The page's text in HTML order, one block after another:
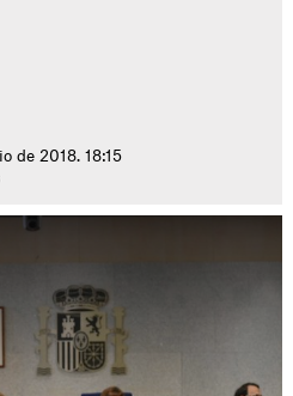
de 2018. 18:15